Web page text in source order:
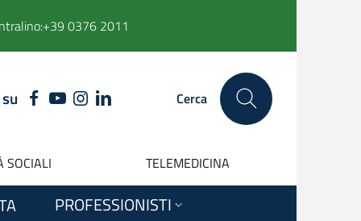
+39 0376 2011
FACEBOOK
YOUTUBE
INSTAGRAM
LINKEDIN Cerca
SOCIALI TELEMEDICINA
PROFESSIONISTI